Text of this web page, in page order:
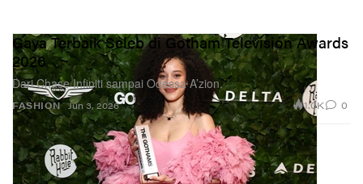
FASHION
Gaya Terbaik Seleb di Gotham Television Awards
2026
Dari Chase Infiniti sampai Odessa A’zion.
Jun 3, 2026 1.0K 0